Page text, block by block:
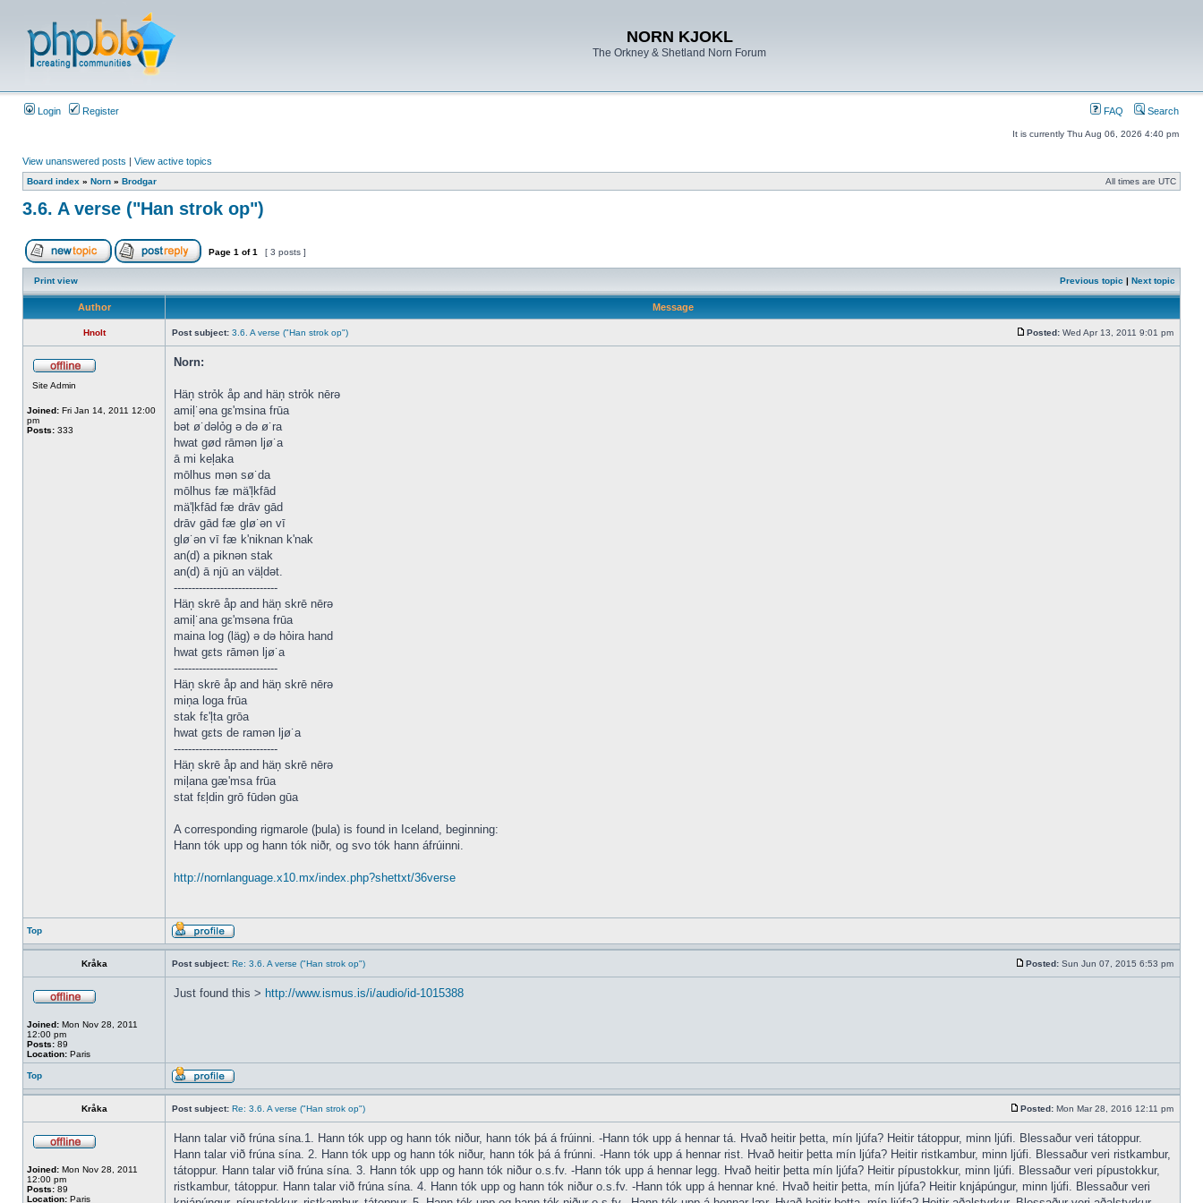
NORN KJOKL
The Orkney & Shetland Norn Forum
Login Register FAQ Search
It is currently Thu Aug 06, 2026 4:40 pm
View unanswered posts | View active topics
Board index » Norn » Brodgar All times are UTC
3.6. A verse ("Han strok op")
Page 1 of1 [ 3 posts ]
Print view Previous topic | Next topic
Author Message
Hnolt Post subject: 3.6. A verse ("Han strok op") Posted: Wed Apr 13, 2011 9:01 pm
Site Admin
Joined: Fri Jan 14, 2011 12:00
pm
Posts: 333
Norn:
Häņ strỏk åp and häņ strỏk nērə
amiļ˙əna gε'msina frūa
bət ø˙dəlỏg ə də ø˙ra
hwat gød rāmən ljø˙a
ā mi keļaka
mōlhus mən sø˙da
mōlhus fæ mä'ļkfād
mä'ļkfād fæ drāv gād
drāv gād fæ glø˙ən vī
glø˙ən vī fæ k'niknan k'nak
an(d) a piknən stak
an(d) ā njū an väļdət.
-----------------------------
Häņ skrē åp and häņ skrē nērə
amiļ˙ana gε'msəna frūa
maina log (läg) ə də hỏira hand
hwat gεts rāmən ljø˙a
-----------------------------
Häņ skrē åp and häņ skrē nērə
miņa loga frūa
stak fε'ļta grōa
hwat gεts de ramən ljø˙a
-----------------------------
Häņ skrē åp and häņ skrē nērə
miļana gæ'msa frūa
stat fεļdin grō fūdən gūa
A corresponding rigmarole (þula) is found in Iceland, beginning:
Hann tók upp og hann tók niðr, og svo tók hann áfrúinni.
http://nornlanguage.x10.mx/index.php?shettxt/36verse
Top
Kråka Post subject: Re: 3.6. A verse ("Han strok op") Posted: Sun Jun 07, 2015 6:53 pm
Joined: Mon Nov 28, 2011
12:00 pm
Posts: 89
Location: Paris
Just found this > http://www.ismus.is/i/audio/id-1015388
Top
Kråka Post subject: Re: 3.6. A verse ("Han strok op") Posted: Mon Mar 28, 2016 12:11 pm
Joined: Mon Nov 28, 2011
12:00 pm
Posts: 89
Location: Paris
Hann talar við frúna sína.1. Hann tók upp og hann tók niður, hann tók þá á frúinni. -Hann tók upp á hennar tá. Hvað heitir þetta, mín ljúfa? Heitir tátoppur, minn ljúfi. Blessaður veri tátoppur.
Hann talar við frúna sína. 2. Hann tók upp og hann tók niður, hann tók þá á frúnni. -Hann tók upp á hennar rist. Hvað heitir þetta mín ljúfa? Heitir ristkambur, minn ljúfi. Blessaður veri ristkambur,
tátoppur. Hann talar við frúna sína. 3. Hann tók upp og hann tók niður o.s.fv. -Hann tók upp á hennar legg. Hvað heitir þetta mín ljúfa? Heitir pípustokkur, minn ljúfi. Blessaður veri pípustokkur,
ristkambur, tátoppur. Hann talar við frúna sína. 4. Hann tók upp og hann tók niður o.s.fv. -Hann tók upp á hennar kné. Hvað heitir þetta, mín ljúfa? Heitir knjápúngur, minn ljúfi. Blessaður veri